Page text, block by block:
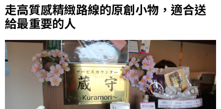
走高質感精緻路線的原創小物，適合送
給最重要的人